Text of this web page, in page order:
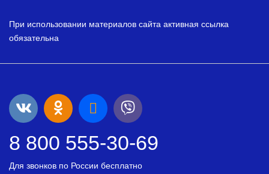
При использовании материалов сайта активная ссылка
обязательна
8 800 555-30-69
Для звонков по России бесплатно